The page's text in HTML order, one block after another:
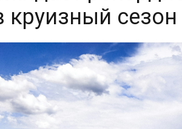
круизный сезон